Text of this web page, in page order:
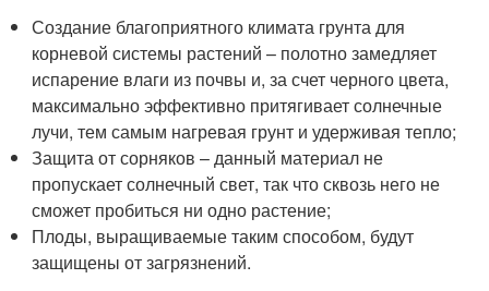
Создание благоприятного климата грунта для
корневой системы растений – полотно замедляет
испарение влаги из почвы и, за счет черного цвета,
максимально эффективно притягивает солнечные
лучи, тем самым нагревая грунт и удерживая тепло;
Защита от сорняков – данный материал не
пропускает солнечный свет, так что сквозь него не
сможет пробиться ни одно растение;
Плоды, выращиваемые таким способом, будут
защищены от загрязнений.